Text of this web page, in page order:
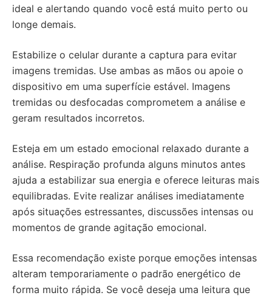
ideal e alertando quando você está muito perto ou
longe demais.
Estabilize o celular durante a captura para evitar
imagens tremidas. Use ambas as mãos ou apoie o
dispositivo em uma superfície estável. Imagens
tremidas ou desfocadas comprometem a análise e
geram resultados incorretos.
Esteja em um estado emocional relaxado durante a
análise. Respiração profunda alguns minutos antes
ajuda a estabilizar sua energia e oferece leituras mais
equilibradas. Evite realizar análises imediatamente
após situações estressantes, discussões intensas ou
momentos de grande agitação emocional.
Essa recomendação existe porque emoções intensas
alteram temporariamente o padrão energético de
forma muito rápida. Se você deseja uma leitura que